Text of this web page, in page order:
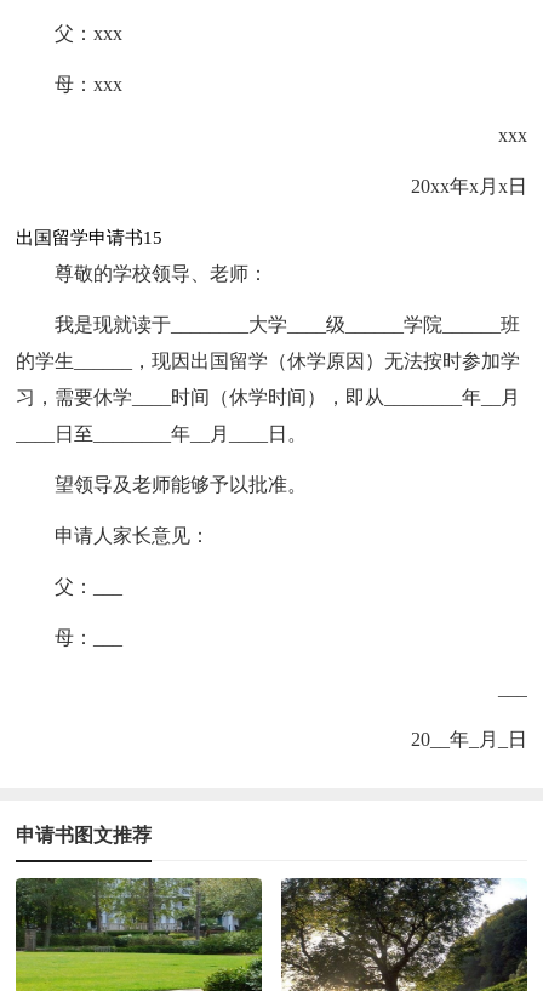
父：xxx
母：xxx
xxx
20xx年x月x日
出国留学申请书15
尊敬的学校领导、老师：
我是现就读于________大学____级______学院______班
的学生______，现因出国留学（休学原因）无法按时参加学
习，需要休学____时间（休学时间），即从________年__月
____日至________年__月____日。
望领导及老师能够予以批准。
申请人家长意见：
父：___
母：___
20__年_月_日
申请书图文推荐